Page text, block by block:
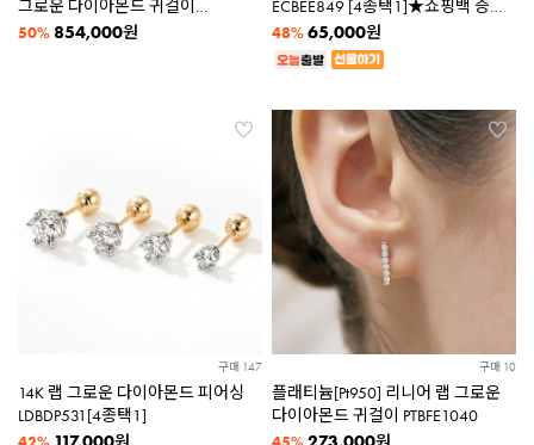
그로운 다이아몬드 귀걸이
LDBCE200
50% 854,000원
ECBEE849 [4종택1]★쇼핑백 증정
★
48% 65,000원
구매 147
14K 랩 그로운 다이아몬드 피어싱
LDBDP531[4종택1]
구매 10
플래티늄[Pt950] 리니어 랩 그로운
다이아몬드 귀걸이 PTBFE1040